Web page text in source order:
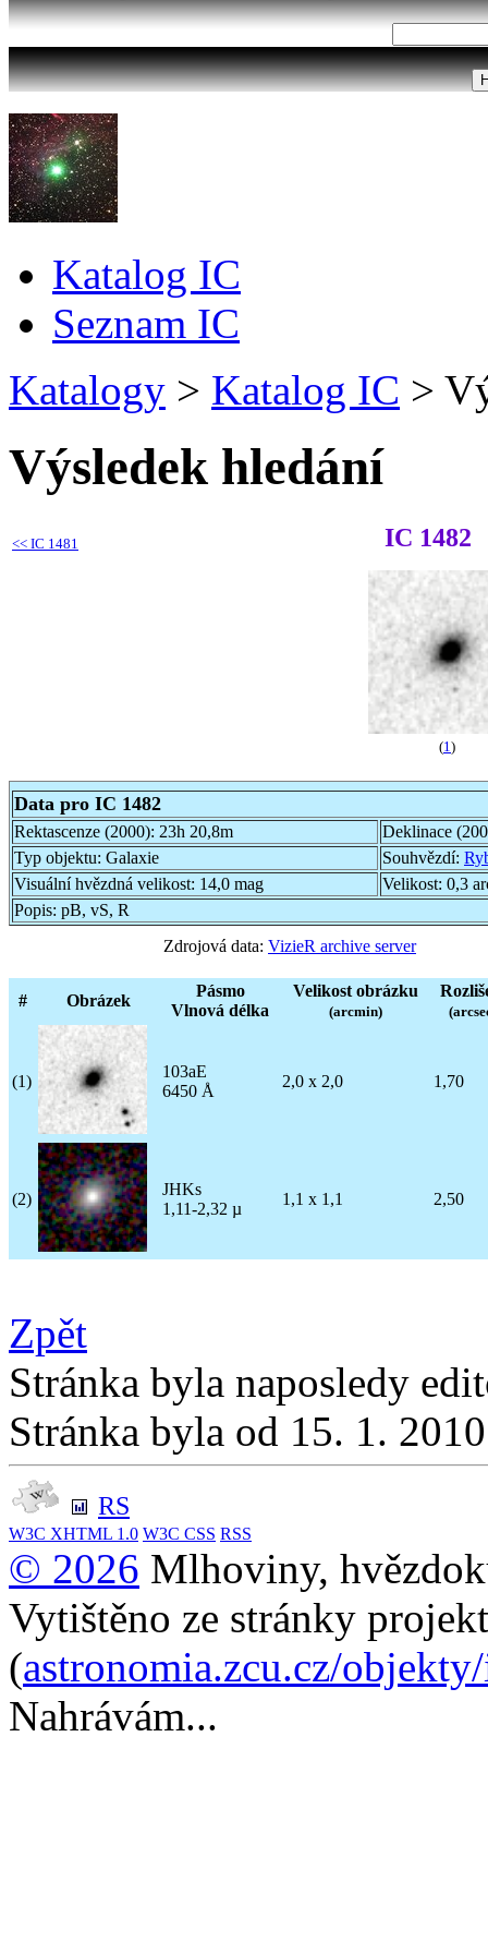
Katalog IC
Seznam IC
Katalogy > Katalog IC >
Výsledek hledání
<< IC 1481 IC 1482
(1 )
Data pro IC 1482
Rektascenze (2000): 23h 20,8m
Deklinace
Typ objektu: Galaxie Souhvězdí:
Visuální hvězdná velikost: 14,0 mag Velikost: 0,3
Popis: pB, vS, R
Zdrojová data: VizieR archive server
# Obrázek
Pásmo
Vlnová délka
Velikost obrázku
(arcmin)
(1)
103aE
6450 Å
2,0 x 2,0 1,70
(2)
JHKs
1,11-2,32 µ
1,1 x 1,1 2,50
Zpět
Stránka byla naposledy
Stránka byla od 15. 1.
RS
W3C XHTML 1.0 W3C CSS RSS
© 2026 Mlhoviny,
Vytištěno ze stránky
(astronomia.zcu.cz/
Nahrávám...